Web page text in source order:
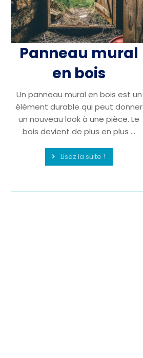
Panneau mural
en bois
Un panneau mural en bois est un
élément durable qui peut donner
un nouveau look à une pièce. Le
bois devient de plus en plus ...
Lisez la suite !